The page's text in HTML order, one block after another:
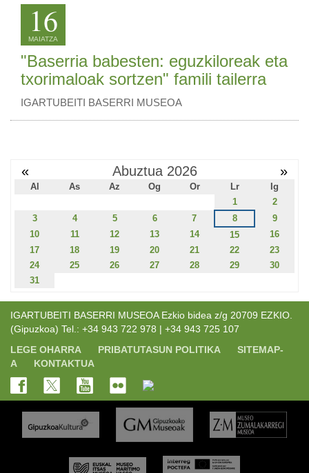
16
MAIATZA
"Baserria babesten: eguzkiloreak eta
txorimaloak sortzen" famili tailerra
IGARTUBEITI BASERRI MUSEOA
« Abuztua 2026 »
Al As Az Og Or Lr
Ig
1
2
3
4 5 6 7 8
9
10
11 12 13 14 15
16
17
18 19 20 21 22
23
24
25 26 27 28 29
30
31
IGARTUBEITI BASERRI MUSEOA Ezkio bidea z/g 20709 EZKIO.
(Gipuzkoa) Tel.: +34 943 722 978 | +34 943 725 107
LEGE OHARRA
PRIBATUTASUN POLITIKA
SITEMAP-
A
KONTAKTUA